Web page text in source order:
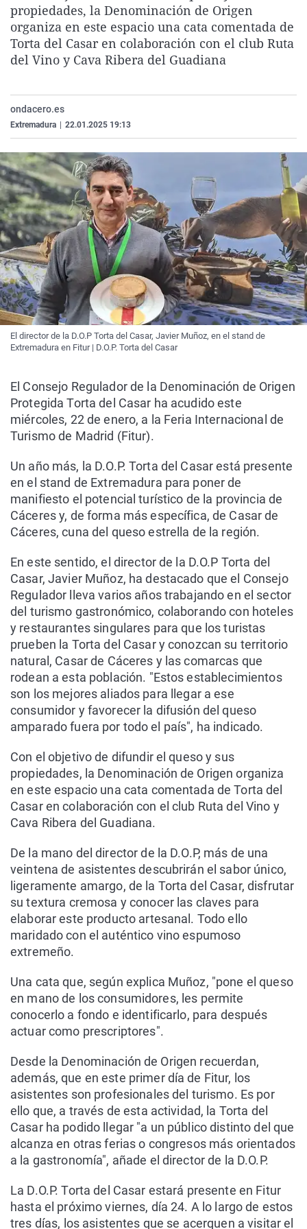
La rosa de los vientos
Gente viajera
Como el perro y el
Caso
Retornados
Equipo de
Extremadura
Galicia
La Rioja
Virales
Televisión
Elecciones
propiedades, la Denominación de Origen
organiza en este espacio una cata comentada de
Torta del Casar en colaboración con el club Ruta
del Vino y Cava Ribera del Guadiana
ondacero.es
Extremadura 22.01.2025 19:13
El director de la D.O.P Torta del Casar, Javier Muñoz, en el stand de
Extremadura en Fitur | D.O.P. Torta del Casar
El Consejo Regulador de la Denominación de Origen
Protegida Torta del Casar ha acudido este
miércoles, 22 de enero, a la Feria Internacional de
Turismo de Madrid (Fitur).
Un año más, la D.O.P. Torta del Casar está presente
en el stand de Extremadura para poner de
manifiesto el potencial turístico de la provincia de
Cáceres y, de forma más específica, de Casar de
Cáceres, cuna del queso estrella de la región.
En este sentido, el director de la D.O.P Torta del
Casar, Javier Muñoz, ha destacado que el Consejo
Regulador lleva varios años trabajando en el sector
del turismo gastronómico, colaborando con hoteles
y restaurantes singulares para que los turistas
prueben la Torta del Casar y conozcan su territorio
natural, Casar de Cáceres y las comarcas que
rodean a esta población. "Estos establecimientos
son los mejores aliados para llegar a ese
consumidor y favorecer la difusión del queso
amparado fuera por todo el país", ha indicado.
Con el objetivo de difundir el queso y sus
propiedades, la Denominación de Origen organiza
en este espacio una cata comentada de Torta del
Casar en colaboración con el club Ruta del Vino y
Cava Ribera del Guadiana.
De la mano del director de la D.O.P, más de una
veintena de asistentes descubrirán el sabor único,
ligeramente amargo, de la Torta del Casar, disfrutar
su textura cremosa y conocer las claves para
elaborar este producto artesanal. Todo ello
maridado con el auténtico vino espumoso
extremeño.
Una cata que, según explica Muñoz, "pone el queso
en mano de los consumidores, les permite
conocerlo a fondo e identificarlo, para después
actuar como prescriptores".
Desde la Denominación de Origen recuerdan,
además, que en este primer día de Fitur, los
asistentes son profesionales del turismo. Es por
ello que, a través de esta actividad, la Torta del
Casar ha podido llegar "a un público distinto del que
alcanza en otras ferias o congresos más orientados
a la gastronomía", añade el director de la D.O.P.
La D.O.P. Torta del Casar estará presente en Fitur
hasta el próximo viernes, día 24. A lo largo de estos
tres días, los asistentes que se acerquen a visitar el